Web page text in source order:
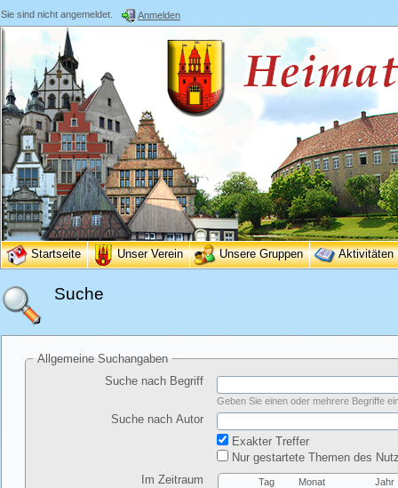
Sie sind nicht angemeldet. Anmelden
Startseite Unser Verein Unsere Gruppen Aktivitäten
Suche
Allgemeine Suchangaben
Suche nach Begriff
Geben Sie einen oder mehrere Begriffe
Suche nach Autor
Exakter Treffer
Nur gestartete Themen des
Im Zeitraum
Tag Monat Jahr